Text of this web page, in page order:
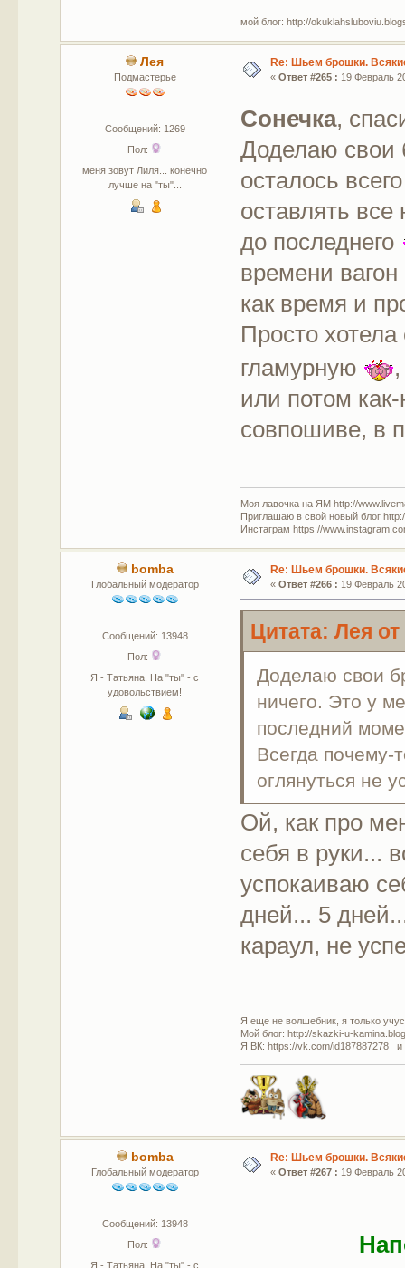
мой блог: http://
Лея
Подмастерье
Сообщений: 1269
Пол:
меня зовут Лиля... конечно
лучше на "ты"...
Re: Шьем брошки.
« Ответ #265 : 19 Февраль
Сонечка,
Доделаю свои
осталось
оставлять
до последнего
времени
как время и
Просто
гламурную
или потом
совпошиве, в
Моя лавочка на ЯМ http://
Приглашаю в свой новый блог
Инстаграм https://
bomba
Глобальный модератор
Сообщений: 13948
Пол:
Я - Татьяна. На "ты" - с
удовольствием!
Re: Шьем брошки.
« Ответ #266 : 19 Февраль
Цитата: Лея
Доделаю свои
ничего. Это у
последний
Всегда
оглянуться не
Ой, как про
себя в руки...
успокаиваю
дней... 5
караул, не
Я еще не волшебник, я только
Мой блог: http://skazki-u-
Я ВК: https://vk.com/id187887278 и
bomba
Глобальный модератор
Сообщений: 13948
Пол:
Я - Татьяна. На "ты" - с
Re: Шьем брошки.
« Ответ #267 : 19 Февраль